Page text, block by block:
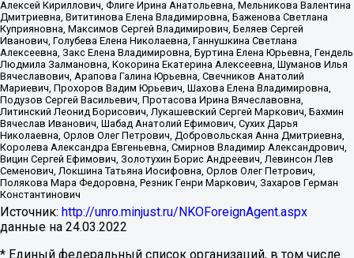
Алексей Кириллович, Флиге Ирина Анатольевна, Мельникова Валентина
Дмитриевна, Вититинова Елена Владимировна, Баженова Светлана
Куприяновна, Максимов Сергей Владимирович, Беляев Сергей
Иванович, Голубева Елена Николаевна, Ганнушкина Светлана
Алексеевна, Закс Елена Владимировна, Буртина Елена Юрьевна, Гендель
Людмила Залмановна, Кокорина Екатерина Алексеевна, Шуманов Илья
Вячеславович, Арапова Галина Юрьевна, Свечников Анатолий
Мариевич, Прохоров Вадим Юрьевич, Шахова Елена Владимировна,
Подузов Сергей Васильевич, Протасова Ирина Вячеславовна,
Литинский Леонид Борисович, Лукашевский Сергей Маркович, Бахмин
Вячеслав Иванович, Шабад Анатолий Ефимович, Сухих Дарья
Николаевна, Орлов Олег Петрович, Добровольская Анна Дмитриевна,
Королева Александра Евгеньевна, Смирнов Владимир Александрович,
Вицин Сергей Ефимович, Золотухин Борис Андреевич, Левинсон Лев
Семенович, Локшина Татьяна Иосифовна, Орлов Олег Петрович,
Полякова Мара Федоровна, Резник Генри Маркович, Захаров Герман
Константинович
Источник: http://unro.minjust.ru/NKOForeignAgent.aspx
данные на 24.03.2022
* Единый федеральный список организаций, в том числе